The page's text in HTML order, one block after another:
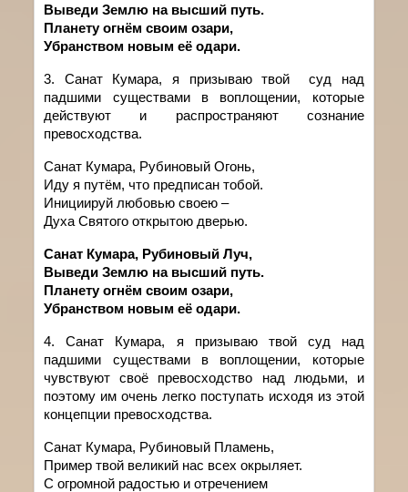
Выведи Землю на высший путь.
Планету огнём своим озари,
Убранством новым её одари.
3. Санат Кумара, я призываю твой
суд над
падшими существами в воплощении, которые
действуют и распространяют сознание
превосходства.
Санат Кумара, Рубиновый Огонь,
Иду я путём, что предписан тобой.
Инициируй любовью своею –
Духа Святого открытою дверью.
Санат Кумара, Рубиновый Луч,
Выведи Землю на высший путь.
Планету огнём своим озари,
Убранством новым её одари.
4. Санат Кумара, я призываю твой
суд над
падшими существами в воплощении, которые
чувствуют своё превосходство над людьми, и
поэтому им очень легко поступать исходя из этой
концепции превосходства.
Санат Кумара, Рубиновый Пламень,
Пример твой великий нас всех окрыляет.
С огромной радостью и отречением